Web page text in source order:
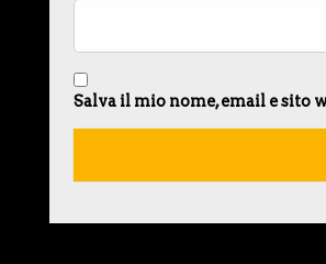
Salva il mio nome, email e sito